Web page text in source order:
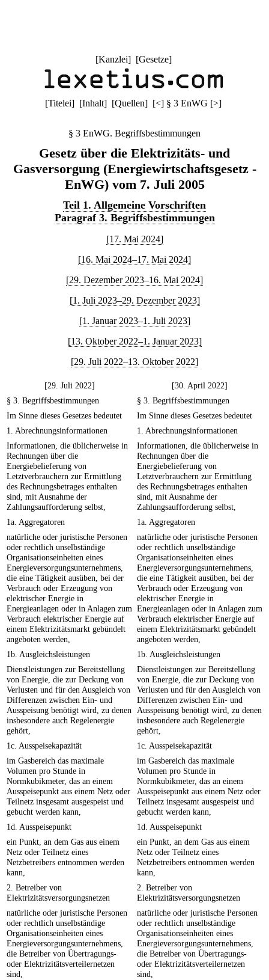
[Kanzlei] [Gesetze]
[Titelei] [Inhalt] [Quellen] [<] § 3 EnWG [>]
§ 3 EnWG. Begriffsbestimmungen
Gesetz über die Elektrizitäts- und
Gasversorgung (Energiewirtschaftsgesetz -
EnWG) vom 7. Juli 2005
Teil 1. Allgemeine Vorschriften
Paragraf 3. Begriffsbestimmungen
[17. Mai 2024]
[16. Mai 2024–17. Mai 2024]
[29. Dezember 2023–16. Mai 2024]
[1. Juli 2023–29. Dezember 2023]
[1. Januar 2023–1. Juli 2023]
[13. Oktober 2022–1. Januar 2023]
[29. Juli 2022–13. Oktober 2022]
[29. Juli 2022]
[30. April 2022]
§ 3. Begriffsbestimmungen
§ 3. Begriffsbestimmungen
Im Sinne dieses Gesetzes bedeutet
Im Sinne dieses Gesetzes bedeutet
1. Abrechnungsinformationen
1. Abrechnungsinformationen
Informationen, die üblicherweise in
Rechnungen über die
Energiebelieferung von
Letztverbrauchern zur Ermittlung
des Rechnungsbetrages enthalten
sind, mit Ausnahme der
Zahlungsaufforderung selbst,
Informationen, die üblicherweise in
Rechnungen über die
Energiebelieferung von
Letztverbrauchern zur Ermittlung
des Rechnungsbetrages enthalten
sind, mit Ausnahme der
Zahlungsaufforderung selbst,
1a. Aggregatoren
1a. Aggregatoren
natürliche oder juristische Personen
oder rechtlich unselbständige
Organisationseinheiten eines
Energieversorgungsunternehmens,
die eine Tätigkeit ausüben, bei der
Verbrauch oder Erzeugung von
elektrischer Energie in
Energieanlagen oder in Anlagen zum
Verbrauch elektrischer Energie auf
einem Elektrizitätsmarkt gebündelt
angeboten werden,
natürliche oder juristische Personen
oder rechtlich unselbständige
Organisationseinheiten eines
Energieversorgungsunternehmens,
die eine Tätigkeit ausüben, bei der
Verbrauch oder Erzeugung von
elektrischer Energie in
Energieanlagen oder in Anlagen zum
Verbrauch elektrischer Energie auf
einem Elektrizitätsmarkt gebündelt
angeboten werden,
1b. Ausgleichsleistungen
1b. Ausgleichsleistungen
Dienstleistungen zur Bereitstellung
von Energie, die zur Deckung von
Verlusten und für den Ausgleich von
Differenzen zwischen Ein- und
Ausspeisung benötigt wird, zu denen
insbesondere auch Regelenergie
gehört,
Dienstleistungen zur Bereitstellung
von Energie, die zur Deckung von
Verlusten und für den Ausgleich von
Differenzen zwischen Ein- und
Ausspeisung benötigt wird, zu denen
insbesondere auch Regelenergie
gehört,
1c. Ausspeisekapazität
1c. Ausspeisekapazität
im Gasbereich das maximale
Volumen pro Stunde in
Normkubikmeter, das an einem
Ausspeisepunkt aus einem Netz oder
Teilnetz insgesamt ausgespeist und
gebucht werden kann,
im Gasbereich das maximale
Volumen pro Stunde in
Normkubikmeter, das an einem
Ausspeisepunkt aus einem Netz oder
Teilnetz insgesamt ausgespeist und
gebucht werden kann,
1d. Ausspeisepunkt
1d. Ausspeisepunkt
ein Punkt, an dem Gas aus einem
Netz oder Teilnetz eines
Netzbetreibers entnommen werden
kann,
ein Punkt, an dem Gas aus einem
Netz oder Teilnetz eines
Netzbetreibers entnommen werden
kann,
2. Betreiber von
Elektrizitätsversorgungsnetzen
2. Betreiber von
Elektrizitätsversorgungsnetzen
natürliche oder juristische Personen
oder rechtlich unselbständige
Organisationseinheiten eines
Energieversorgungsunternehmens,
die Betreiber von Übertragungs-
oder Elektrizitätsverteilernetzen
sind,
natürliche oder juristische Personen
oder rechtlich unselbständige
Organisationseinheiten eines
Energieversorgungsunternehmens,
die Betreiber von Übertragungs-
oder Elektrizitätsverteilernetzen
sind,